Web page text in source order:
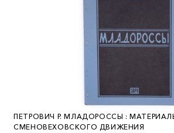
ПЕТРОВИЧ Р. МЛАДОРОССЫ :
СМЕНОВЕХОВСКОГО ДВИЖЕНИЯ